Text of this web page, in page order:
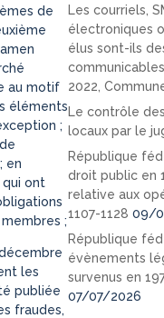
de
au motif
éléments
;
en
qui ont
;
les
publiée
fraudes,
Les courriels,
électroniques
élus sont-ils
2022,
Le contrôle
locaux par le
République
droit public en
relative aux
1107-1128 09/
République
évènements
survenus en
07/07/2026